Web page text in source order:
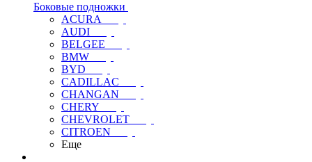
Боковые подножки
ACURA
AUDI
BELGEE
BMW
BYD
CADILLAC
CHANGAN
CHERY
CHEVROLET
CITROEN
Еще